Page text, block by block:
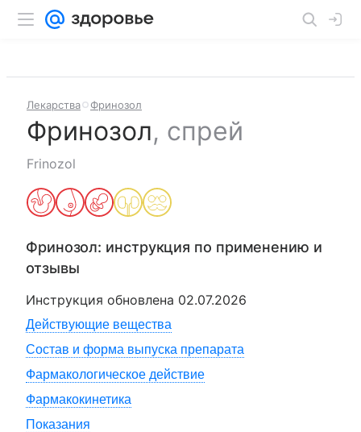
Лекарства Фринозол
Фринозол, спрей
Frinozol
Фринозол: инструкция по применению и
отзывы
Инструкция обновлена 02.07.2026
Действующие вещества
Состав и форма выпуска препарата
Фармакологическое действие
Фармакокинетика
Показания